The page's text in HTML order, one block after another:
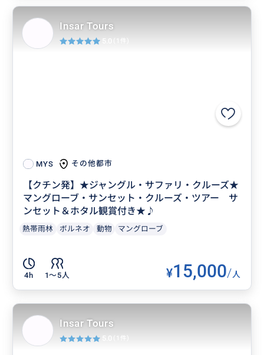
MYS その他都市
【クチン発】★ジャングル・サファリ・クルーズ★
マングローブ・サンセット・クルーズ・ツアー サ
ンセット＆ホタル観賞付き★♪
熱帯雨林 ボルネオ 動物 マングローブ
4h 1〜5人 ¥15,000/人
Insar Tours
5.0 (1件)
Insar Tours
5.0 (1件)